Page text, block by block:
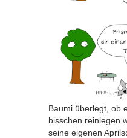
Baumi überlegt, ob
bisschen reinlegen
seine eigenen